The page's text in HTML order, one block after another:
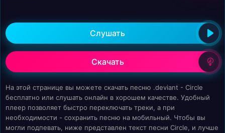
Слушать
Скачать
На этой странице вы можете скачать песню .deviant - Circle
бесплатно или слушать онлайн в хорошем качестве. Удобный
плеер позволяет быстро переключать треки, а при
необходимости - сохранить песню на мобильный. Чтобы вы
могли подпевать, ниже представлен текст песни Circle, и лучше